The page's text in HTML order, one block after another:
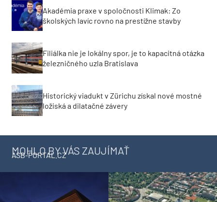
Akadémia praxe v spoločnosti Klimak: Zo
školských lavíc rovno na prestížne stavby
Filiálka nie je lokálny spor, je to kapacitná otázka
železničného uzla Bratislava
Historický viadukt v Zürichu získal nové mostné
ložiská a dilatačné závery
MOHLO BY VÁS ZAUJÍMAŤ
ASB-PORTAL.CZ